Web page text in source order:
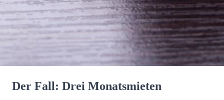
Der Fall: Drei Monatsmieten